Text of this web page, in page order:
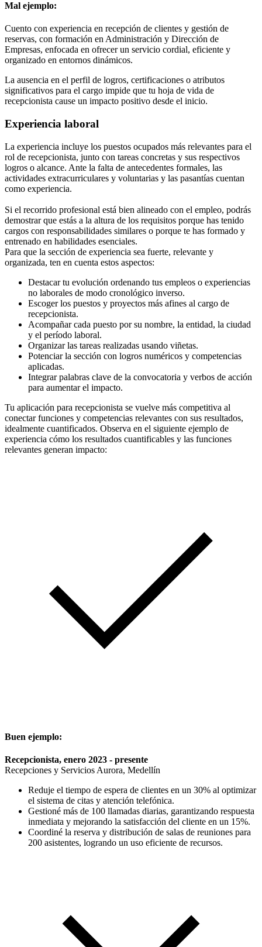
Mal ejemplo:
Cuento con experiencia en recepción de clientes y gestión de
reservas, con formación en Administración y Dirección de
Empresas, enfocada en ofrecer un servicio cordial, eficiente y
organizado en entornos dinámicos.
La ausencia en el perfil de logros, certificaciones o atributos
significativos para el cargo impide que tu hoja de vida de
recepcionista cause un impacto positivo desde el inicio.
Experiencia laboral
La experiencia incluye los puestos ocupados más relevantes para el
rol de recepcionista, junto con tareas concretas y sus respectivos
logros o alcance. Ante la falta de antecedentes formales, las
actividades extracurriculares y voluntarias y las pasantías cuentan
como experiencia.
Si el recorrido profesional está bien alineado con el empleo, podrás
demostrar que estás a la altura de los requisitos porque has tenido
cargos con responsabilidades similares o porque te has formado y
entrenado en habilidades esenciales.
Para que la sección de experiencia sea fuerte, relevante y
organizada, ten en cuenta estos aspectos:
Destacar tu evolución ordenando tus empleos o experiencias
no laborales de modo cronológico inverso.
Escoger los puestos y proyectos más afines al cargo de
recepcionista.
Acompañar cada puesto por su nombre, la entidad, la ciudad
y el período laboral.
Organizar las tareas realizadas usando viñetas.
Potenciar la sección con logros numéricos y competencias
aplicadas.
Integrar palabras clave de la convocatoria y verbos de acción
para aumentar el impacto.
Tu aplicación para recepcionista se vuelve más competitiva al
conectar funciones y competencias relevantes con sus resultados,
idealmente cuantificados. Observa en el siguiente ejemplo de
experiencia cómo los resultados cuantificables y las funciones
relevantes generan impacto:
Buen ejemplo:
Recepcionista, enero 2023 - presente
Recepciones y Servicios Aurora, Medellín
Reduje el tiempo de espera de clientes en un 30% al optimizar
el sistema de citas y atención telefónica.
Gestioné más de 100 llamadas diarias, garantizando respuesta
inmediata y mejorando la satisfacción del cliente en un 15%.
Coordiné la reserva y distribución de salas de reuniones para
200 asistentes, logrando un uso eficiente de recursos.